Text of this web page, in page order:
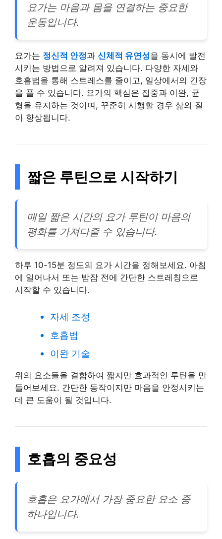
요가는 마음과 몸을 연결하는 중요한
운동입니다.
요가는 정신적 안정과 신체적 유연성을 동시에 발전
시키는 방법으로 알려져 있습니다. 다양한 자세와
호흡법을 통해 스트레스를 줄이고, 일상에서의 긴장
을 풀 수 있습니다. 요가의 핵심은 집중과 이완, 균
형을 유지하는 것이며, 꾸준히 시행할 경우 삶의 질
이 향상됩니다.
짧은 루틴으로 시작하기
매일 짧은 시간의 요가 루틴이 마음의
평화를 가져다줄 수 있습니다.
하루 10-15분 정도의 요가 시간을 정해보세요. 아침
에 일어나서 또는 밤잠 전에 간단한 스트레칭으로
시작할 수 있습니다.
자세 조정
호흡법
이완 기술
위의 요소들을 결합하여 짧지만 효과적인 루틴을 만
들어보세요. 간단한 동작이지만 마음을 안정시키는
데 큰 도움이 될 것입니다.
호흡의 중요성
호흡은 요가에서 가장 중요한 요소 중
하나입니다.